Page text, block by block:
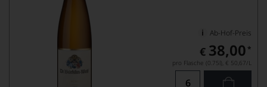
Ab-Hof-Preis
€ 38,00 *
pro Flasche (0.75l), € 50,67/L